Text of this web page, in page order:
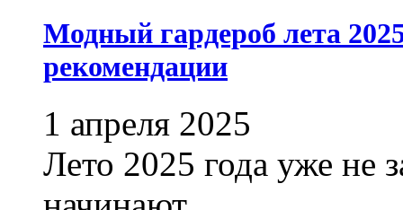
Модный гардероб лета
рекомендации
1 апреля 2025
Лето 2025 года уже не